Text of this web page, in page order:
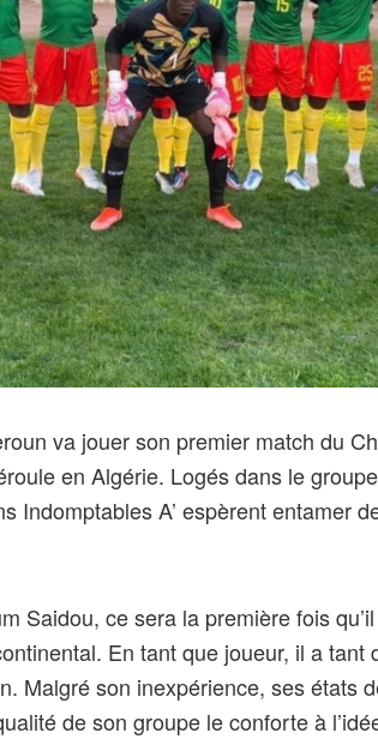
va jouer son premier match du
en Algérie. Logés dans le
Indomptables A’ espèrent entamer
Saidou, ce sera la première fois
En tant que joueur, il a tant
Malgré son inexpérience, ses états
de son groupe le conforte à